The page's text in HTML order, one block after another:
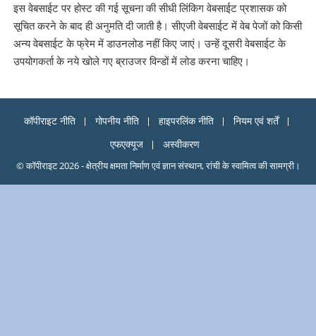
इस वेबसाईट पर होस्ट की गई सूचना की सीधी लिंकि‍ग वेबसाईट प्रशासक को
सूचित करने के बाद ही अनुमति दी जाती है। सीएजी वेबसाईट में वेब पेजों को किसी
अन्य वेबसाईट के फ्रेम में डाउनलोड नहीं किए जाएं। उन्हें दूसरी वेबसाईट के
उपयोगकर्ता के नये खोले गए ब्राउजर विन्डों में लोड करना चाहि‍ए।
कॉपीराइट नीति गोपनीय नीति हाइपरलिंक नीति
नियम एवं शर्तें
एफएक्यूज
अस्वीकरण
© कॉपीराइट 2026 - क्षेत्रीय क्षमता निर्माण एवं ज्ञान संस्थान, रांची के स्वामित्व की सामग्री।